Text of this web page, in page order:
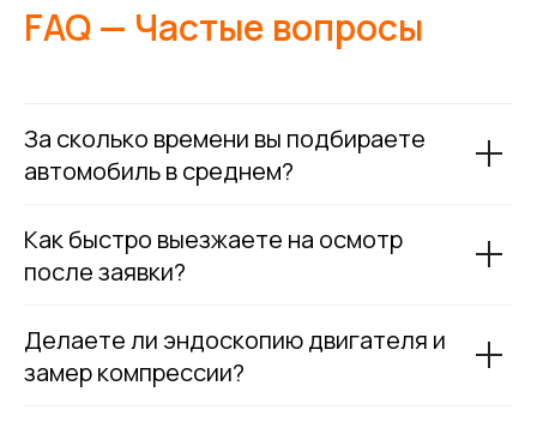
FAQ — Частые вопросы
За сколько времени вы подбираете
автомобиль в среднем?
Как быстро выезжаете на осмотр
после заявки?
Делаете ли эндоскопию двигателя и
замер компрессии?